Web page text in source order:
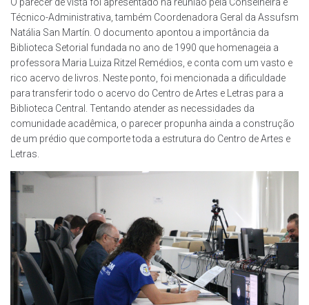
O parecer de vista foi apresentado na reunião pela Conselheira e
Técnico-Administrativa, também Coordenadora Geral da Assufsm
Natália San Martín. O documento apontou a importância da
Biblioteca Setorial fundada no ano de 1990 que homenageia a
professora Maria Luiza Ritzel Remédios, e conta com um vasto e
rico acervo de livros. Neste ponto, foi mencionada a dificuldade
para transferir todo o acervo do Centro de Artes e Letras para a
Biblioteca Central. Tentando atender as necessidades da
comunidade acadêmica, o parecer propunha ainda a construção
de um prédio que comporte toda a estrutura do Centro de Artes e
Letras.